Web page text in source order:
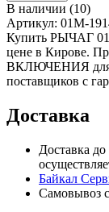
В наличии (10)
Артикул: 01М-
Купить РЫЧАГ
цене в Кирове.
ВКЛЮЧЕНИЯ для
поставщиков с
Доставка
Доставка
Байкал
Самовывоз